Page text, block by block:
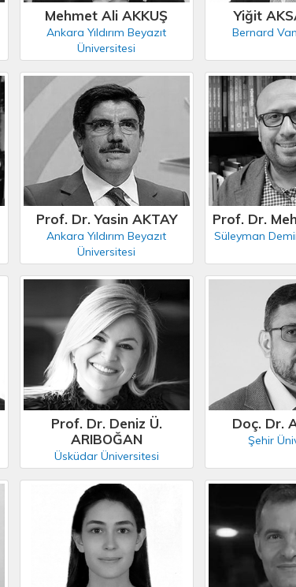
Mehmet Ali AKKUŞ
Ankara Yıldırım Beyazıt
Üniversitesi
Yiğit
Bernard
Prof. Dr. Yasin AKTAY
Ankara Yıldırım Beyazıt
Üniversitesi
Prof. Dr.
Süleyman
Prof. Dr. Deniz Ü.
ARIBOĞAN
Üsküdar Üniversitesi
Doç. Dr.
Şehir